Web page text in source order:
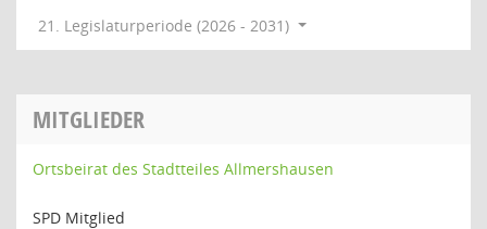
21. Legislaturperiode (2026 - 2031)
MITGLIEDER
Ortsbeirat des Stadtteiles Allmershausen
SPD Mitglied